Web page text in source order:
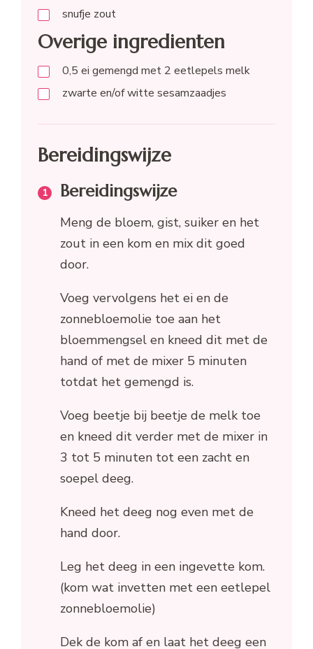
snufje zout
Overige ingredienten
0,5 ei gemengd met 2 eetlepels melk
zwarte en/of witte sesamzaadjes
Bereidingswijze
Bereidingswijze
Meng de bloem, gist, suiker en het
zout in een kom en mix dit goed
door.
Voeg vervolgens het ei en de
zonnebloemolie toe aan het
bloemmengsel en kneed dit met de
hand of met de mixer 5 minuten
totdat het gemengd is.
Voeg beetje bij beetje de melk toe
en kneed dit verder met de mixer in
3 tot 5 minuten tot een zacht en
soepel deeg.
Kneed het deeg nog even met de
hand door.
Leg het deeg in een ingevette kom.
(kom wat invetten met een eetlepel
zonnebloemolie)
Dek de kom af en laat het deeg een